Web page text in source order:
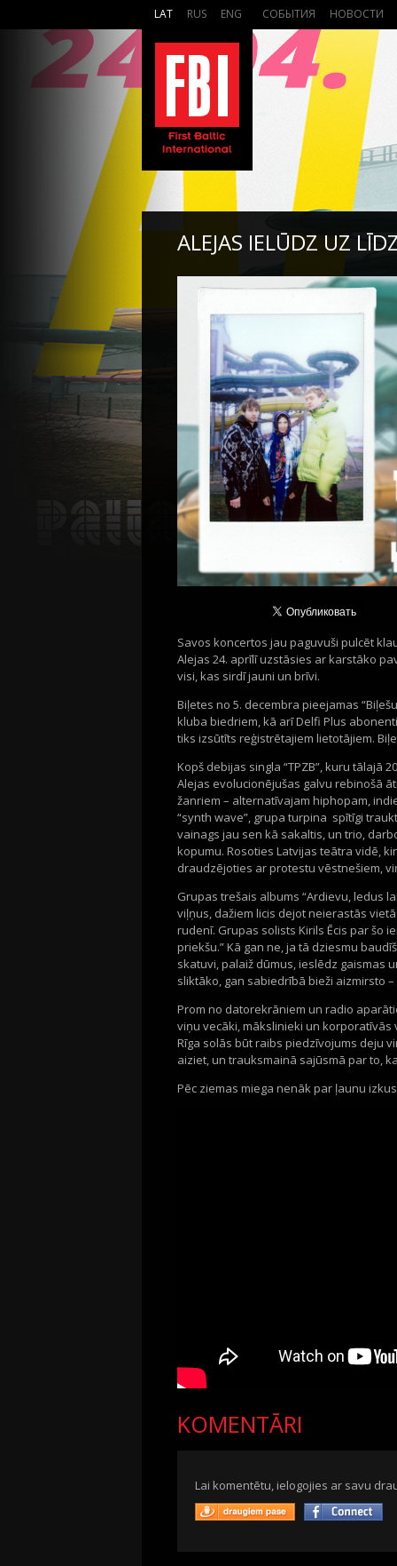
LAT RUS ENG СОБЫТИЯ НОВОСТИ
ALEJAS IELŪDZ UZ
Savos koncertos jau paguvuši pulcēt
Alejas 24. aprīlī uzstāsies ar karstāko
visi, kas sirdī jauni un brīvi.
Biļetes no 5. decembra pieejamas “Biļešu
kluba biedriem, kā arī Delfi Plus
tiks izsūtīts reģistrētajiem lietotājiem.
Kopš debijas singla “TPZB”, kuru tālajā
Alejas evolucionējušas galvu rebinošā
žanriem – alternatīvajam hiphopam,
“synth wave”, grupa turpina spītīgi tra
vainags jau sen kā sakaltis, un trio,
kopumu. Rosoties Latvijas teātra vidē,
draudzējoties ar protestu vēstnešiem,
Grupas trešais albums “Ardievu, ledus
viļņus, dažiem licis dejot neierastās
rudenī. Grupas solists Kirils Ēcis par šo
priekšu.”Kā gan ne, ja tā dziesmu
skatuvi, palaiž dūmus, ieslēdz gaismas
sliktāko, gan sabiedrībā bieži aizmirsto –
Prom no datorekrāniem un radio
viņu vecāki,mākslinieki un korporatīvās
Rīga solās būtraibs piedzīvojums deju
aiziet, un trauksmainā sajūsmā par to,
Pēc ziemas miega nenāk par ļaunu
KOMENTĀRI
Lai komentētu, ielogojies ar savu